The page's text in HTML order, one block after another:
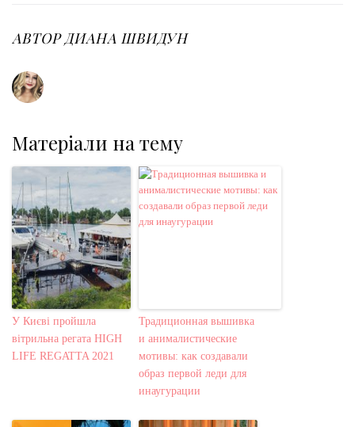
o
k
r
+
I
n
e
s
АВТОРДИАНА ШВИДУН
Матеріали на тему
У Києві пройшла
вітрильна регата HIGH
LIFE REGATTA 2021
Традиционная вышивка
и анималистические
мотивы: как создавали
образ первой леди для
инаугурации